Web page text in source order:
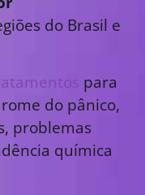
do Brasil e
para
do pânico,
problemas
química